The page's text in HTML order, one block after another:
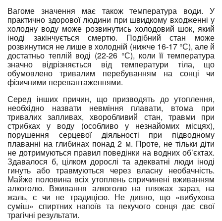
Вагоме значення має також температура води. У
практично здорової людини при швидкому входженні у
холодну воду може розвинутись холодовий шок, який
іноді закінчується смертю. Подібний стан може
розвинутися не лише в холодній (нижче 16-17 °С), але й
достатньо теплій воді (22-26 °С), коли її температура
значно відрізняється від температури тіла, що
обумовлено тривалим перебуванням на сонці чи
фізичними перевантаженнями.
Серед інших причин, що призводять до утоплення,
необхідно назвати невміння плавати, втома при
тривалих запливах, хворобливий стан, травми при
стрибках у воду (особливо у незнайомих місцях),
порушення серцевої діяльності при підводному
плаванні на глибинах понад 2 м. Проте, не тільки діти
не дотримуються правил поведінки на водних об’єктах.
Здавалося б, цілком дорослі та адекватні люди іноді
гинуть або травмуються через власну необачність.
Майже половина всіх утоплень спричинені вживанням
алкоголю. Вживання алкоголю на пляжах зараз, на
жаль, є чи не традицією. Не дивно, що «вибухова
суміш» спиртних напоїв та пекучого сонця дає свої
трагічні результати.